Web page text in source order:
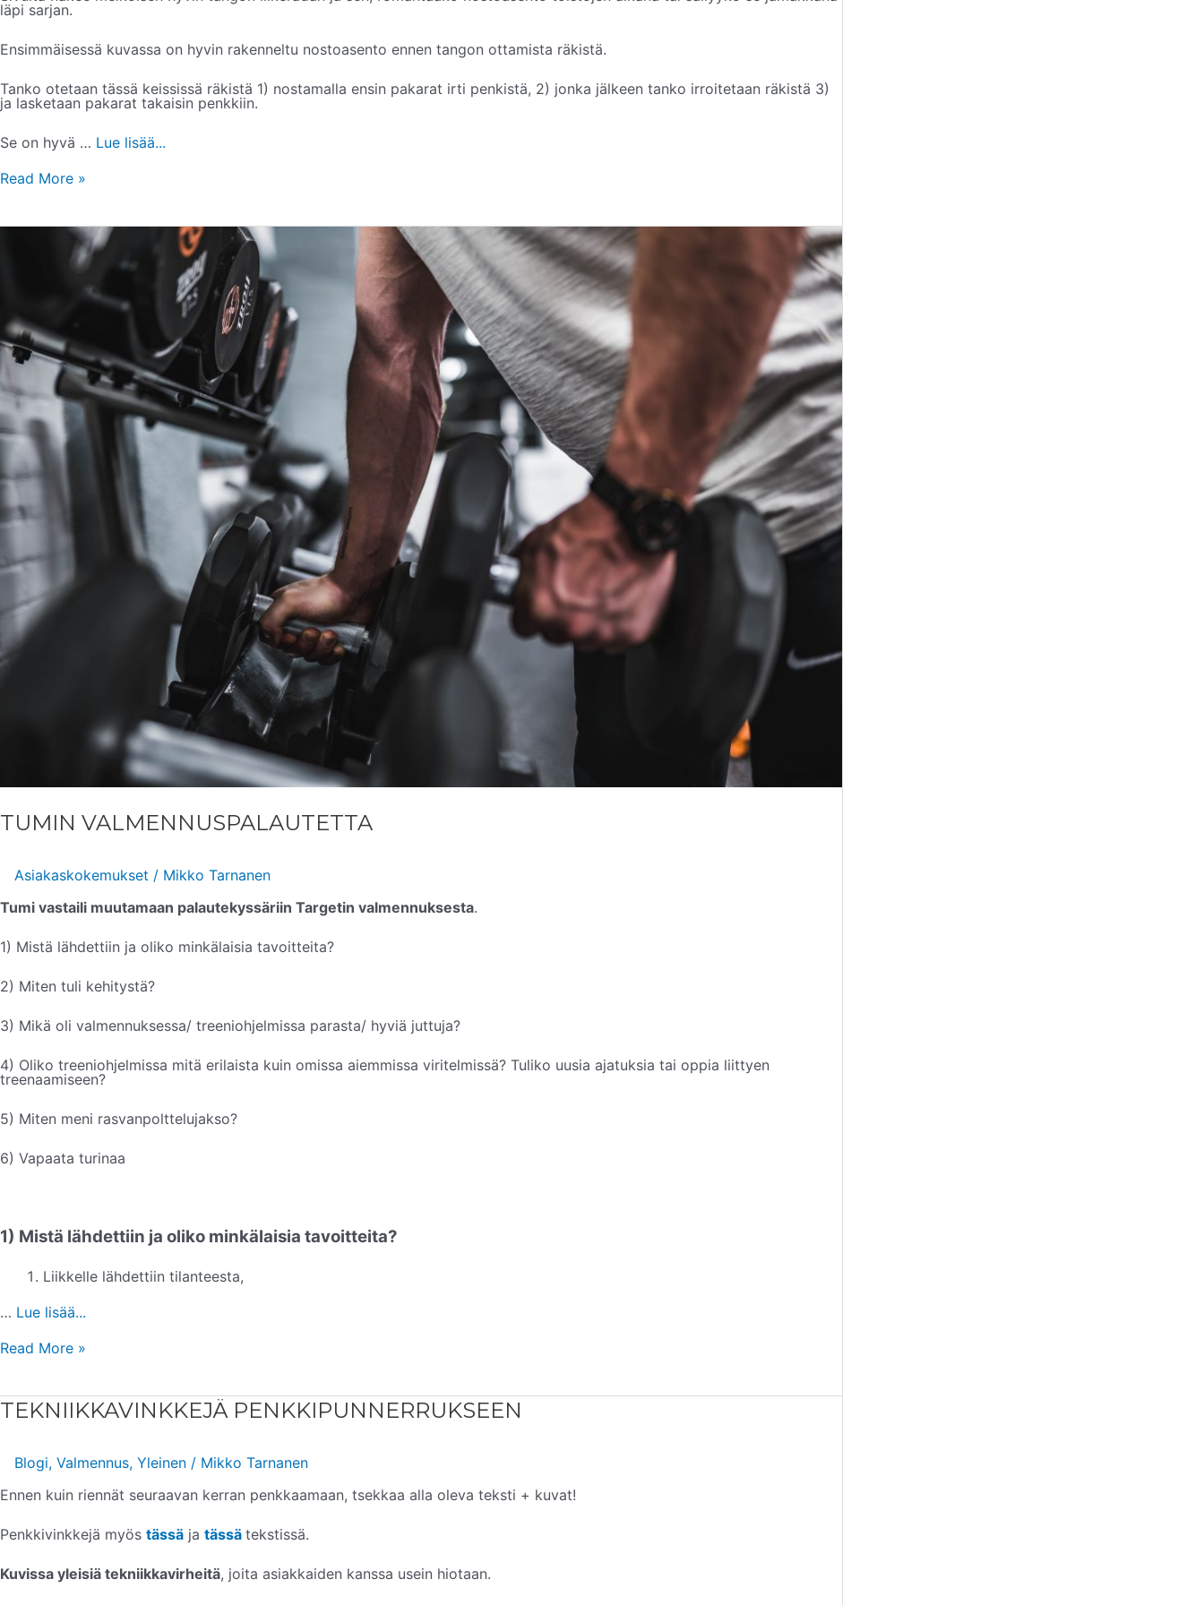
läpi sarjan.
Ensimmäisessä kuvassa on hyvin rakenneltu nostoasento ennen tangon ottamista räkistä.
Tanko otetaan tässä keississä räkistä 1) nostamalla ensin pakarat irti penkistä, 2) jonka jälkeen tanko irroitetaan räkistä 3)
ja lasketaan pakarat takaisin penkkiin.
Se on hyvä … Lue lisää...
Read More »
TUMIN VALMENNUSPALAUTETTA
Asiakaskokemukset / Mikko Tarnanen
Tumi vastaili muutamaan palautekyssäriin Targetin valmennuksesta.
1) Mistä lähdettiin ja oliko minkälaisia tavoitteita?
2) Miten tuli kehitystä?
3) Mikä oli valmennuksessa/ treeniohjelmissa parasta/ hyviä juttuja?
4) Oliko treeniohjelmissa mitä erilaista kuin omissa aiemmissa viritelmissä? Tuliko uusia ajatuksia tai oppia liittyen
treenaamiseen?
5) Miten meni rasvanpolttelujakso?
6) Vapaata turinaa
1) Mistä lähdettiin ja oliko minkälaisia tavoitteita?
Liikkelle lähdettiin tilanteesta,
… Lue lisää...
TUMIN
VALMENNUSPALAUTETTA
Read More »
TEKNIIKKAVINKKEJÄ PENKKIPUNNERRUKSEEN
Blogi, Valmennus, Yleinen / Mikko Tarnanen
Ennen kuin riennät seuraavan kerran penkkaamaan, tsekkaa alla oleva teksti + kuvat!
Penkkivinkkejä myös tässä ja tässä tekstissä.
Kuvissa yleisiä tekniikkavirheitä, joita asiakkaiden kanssa usein hiotaan.
TEKNIIKKAVINKKEJÄ
PENKKIPUNNERRUKSEEN